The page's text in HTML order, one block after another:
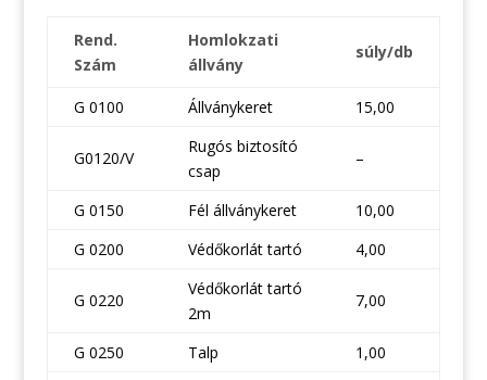
Rend.
Szám
Homlokzati
állvány
súly/db
G 0100 Állványkeret 15,00
G0120/V
Rugós biztosító
csap
–
G 0150 Fél állványkeret
10,00
G 0200
Védőkorlát tartó 4,00
G 0220
Védőkorlát tartó
2m
7,00
G 0250 Talp 1,00